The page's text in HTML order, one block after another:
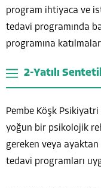
program ihtiyaca ve
tedavi programında
programına
2-Yatılı
Pembe Köşk Psikiyatri
yoğun bir psikolojik
gereken veya ayaktan
tedavi programları